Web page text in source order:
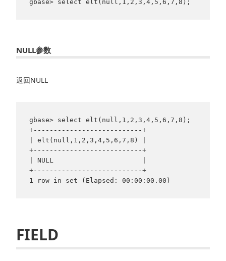
NULL参数
返回NULL
gbase> select elt(null,1,2,3,4,5,6,7,8);
+---------------------------+
| elt(null,1,2,3,4,5,6,7,8) |
+---------------------------+
| NULL                      |
+---------------------------+
FIELD